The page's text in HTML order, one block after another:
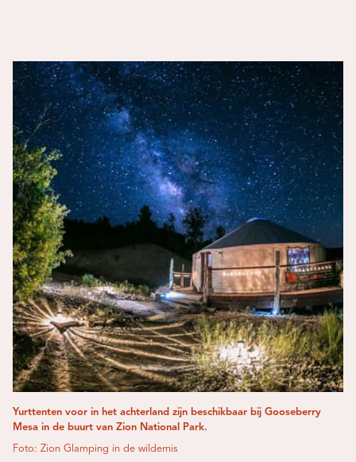
Yurttenten voor in het achterland zijn beschikbaar bij Gooseberry
Mesa in de buurt van Zion National Park.
Foto: Zion Glamping in de wildernis